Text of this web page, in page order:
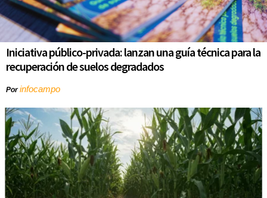
Iniciativa público-privada: lanzan una guía técnica para la
recuperación de suelos degradados
Porinfocampo